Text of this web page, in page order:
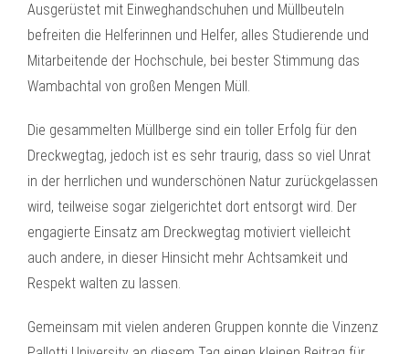
Ausgerüstet mit Einweghandschuhen und Müllbeuteln
befreiten die Helferinnen und Helfer, alles Studierende und
Mitarbeitende der Hochschule, bei bester Stimmung das
Wambachtal von großen Mengen Müll.
Die gesammelten Müllberge sind ein toller Erfolg für den
Dreckwegtag, jedoch ist es sehr traurig, dass so viel Unrat
in der herrlichen und wunderschönen Natur zurückgelassen
wird, teilweise sogar zielgerichtet dort entsorgt wird. Der
engagierte Einsatz am Dreckwegtag motiviert vielleicht
auch andere, in dieser Hinsicht mehr Achtsamkeit und
Respekt walten zu lassen.
Gemeinsam mit vielen anderen Gruppen konnte die Vinzenz